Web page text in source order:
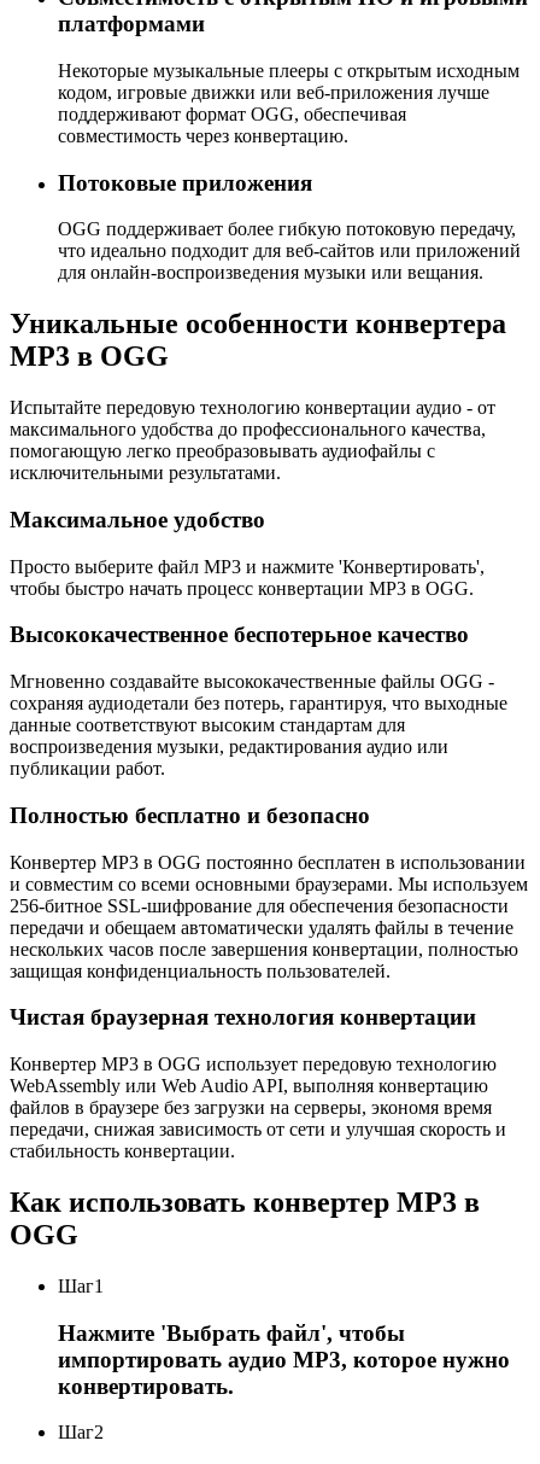
платформами
Некоторые музыкальные плееры с открытым исходным
кодом, игровые движки или веб-приложения лучше
поддерживают формат OGG, обеспечивая
совместимость через конвертацию.
Потоковые приложения
OGG поддерживает более гибкую потоковую передачу,
что идеально подходит для веб-сайтов или приложений
для онлайн-воспроизведения музыки или вещания.
Уникальные особенности конвертера
MP3 в OGG
Испытайте передовую технологию конвертации аудио - от
максимального удобства до профессионального качества,
помогающую легко преобразовывать аудиофайлы с
исключительными результатами.
Максимальное удобство
Просто выберите файл MP3 и нажмите 'Конвертировать',
чтобы быстро начать процесс конвертации MP3 в OGG.
Высококачественное беспотерьное качество
Мгновенно создавайте высококачественные файлы OGG -
сохраняя аудиодетали без потерь, гарантируя, что выходные
данные соответствуют высоким стандартам для
воспроизведения музыки, редактирования аудио или
публикации работ.
Полностью бесплатно и безопасно
Конвертер MP3 в OGG постоянно бесплатен в использовании
и совместим со всеми основными браузерами. Мы используем
256-битное SSL-шифрование для обеспечения безопасности
передачи и обещаем автоматически удалять файлы в течение
нескольких часов после завершения конвертации, полностью
защищая конфиденциальность пользователей.
Чистая браузерная технология конвертации
Конвертер MP3 в OGG использует передовую технологию
WebAssembly или Web Audio API, выполняя конвертацию
файлов в браузере без загрузки на серверы, экономя время
передачи, снижая зависимость от сети и улучшая скорость и
стабильность конвертации.
Как использовать конвертер MP3 в
OGG
Шаг1
Нажмите 'Выбрать файл', чтобы
импортировать аудио MP3, которое нужно
конвертировать.
Шаг2